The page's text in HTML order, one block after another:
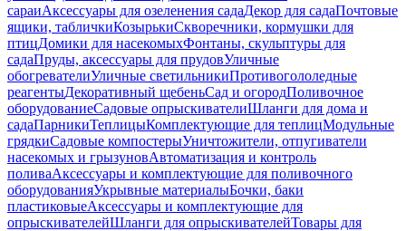
сараиАксессуары для озеленения садаДекор для садаПочтовые
ящики, табличкиКозырькиСкворечники, кормушки для
птицДомики для насекомыхФонтаны, скульптуры для
садаПруды, аксессуары для прудовУличные
обогревателиУличные светильникиПротивогололедные
реагентыДекоративный щебеньСад и огородПоливочное
оборудованиеСадовые опрыскивателиШланги для дома и
садаПарникиТеплицыКомплектующие для теплицМодульные
грядкиСадовые компостерыУничтожители, отпугиватели
насекомых и грызуновАвтоматизация и контроль
поливаАксессуары и комплектующие для поливочного
оборудованияУкрывные материалыБочки, баки
пластиковыеАксессуары и комплектующие для
опрыскивателейШланги для опрыскивателейТовары для